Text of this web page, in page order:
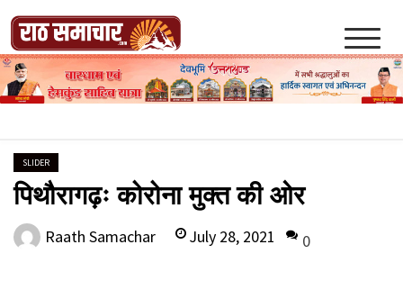
content
Raath Samachar
SLIDER
पिथौरागढ़ः कोरोना मुक्त की ओर
Raath Samachar July 28, 2021 0